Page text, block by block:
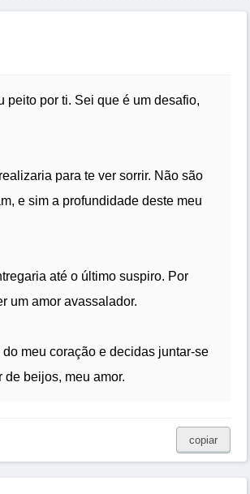
peito por ti. Sei que é um desafio,
para te ver sorrir. Não são
e sim a profundidade deste meu
até o último suspiro. Por
um amor avassalador.
meu coração e decidas juntar-se
beijos, meu amor.
copiar